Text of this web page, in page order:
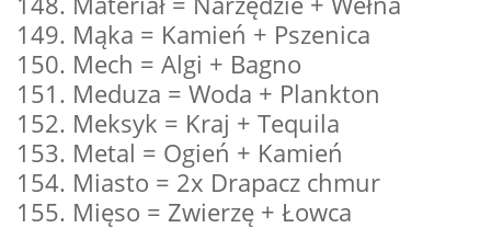
149. Mąka = Kamień + Pszenica
150. Mech = Algi + Bagno
151. Meduza = Woda + Plankton
152. Meksyk = Kraj + Tequila
153. Metal = Ogień + Kamień
154. Miasto = 2x Drapacz chmur
155. Mięso = Zwierzę + Łowca